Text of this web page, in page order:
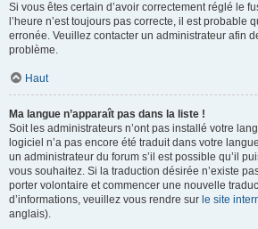
Si vous êtes certain d’avoir correctement réglé le
l’heure n’est toujours pas correcte, il est probable
erronée. Veuillez contacter un administrateur afin
problème.
Haut
Ma langue n’apparaît pas dans la liste !
Soit les administrateurs n’ont pas installé votre
logiciel n’a pas encore été traduit dans votre
un administrateur du forum s’il est possible qu’il
vous souhaitez. Si la traduction désirée n’existe
porter volontaire et commencer une nouvelle
d’informations, veuillez vous rendre sur le site
anglais).